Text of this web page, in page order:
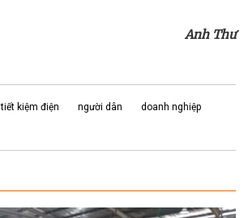
Anh Thư
tiết kiệm điện người dân
doanh nghiệp